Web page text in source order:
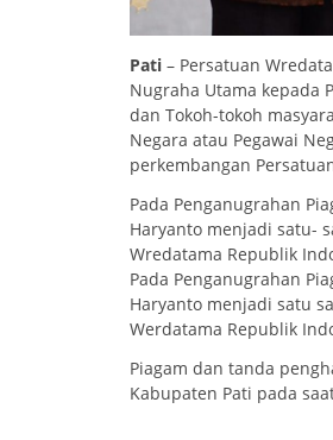
Pati – Persatuan
Nugraha Utama kepada
dan Tokoh-tokoh
Negara atau Pegawai
perkembangan
Pada Penganugrahan
Haryanto menjadi satu-
Wredatama Republik
Pada Penganugrahan
Haryanto menjadi satu
Werdatama Republik
Piagam dan tanda
Kabupaten Pati pada